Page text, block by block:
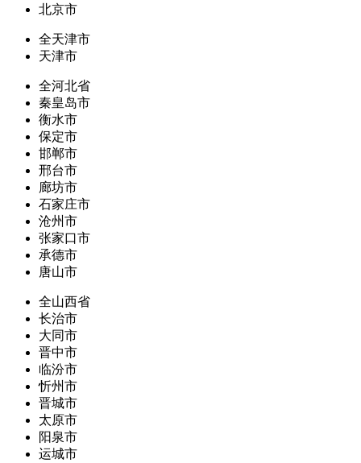
北京市
全天津市
天津市
全河北省
秦皇岛市
衡水市
保定市
邯郸市
邢台市
廊坊市
石家庄市
沧州市
张家口市
承德市
唐山市
全山西省
长治市
大同市
晋中市
临汾市
忻州市
晋城市
太原市
阳泉市
运城市